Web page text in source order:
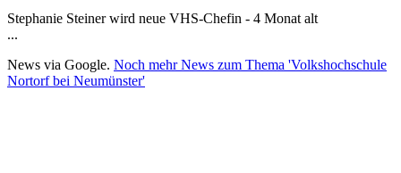
Stephanie Steiner wird neue VHS-Chefin - 4 Monat alt
...
News via Google. Noch mehr News zum Thema 'Volkshochschule
Nortorf bei Neumünster'